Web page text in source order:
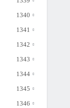
1340
1341
1342
1343
1344
1345
1346